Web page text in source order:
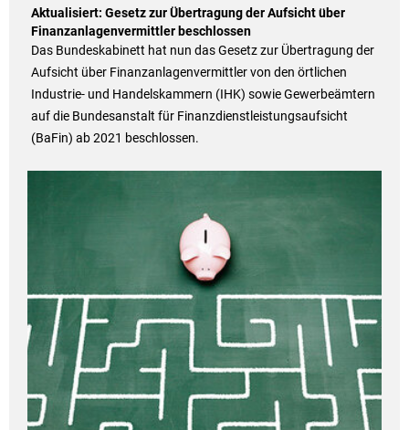
Aktualisiert: Gesetz zur Übertragung der Aufsicht über
Finanzanlagenvermittler beschlossen
Das Bundeskabinett hat nun das Gesetz zur Übertragung der
Aufsicht über Finanzanlagenvermittler von den örtlichen
Industrie- und Handelskammern (IHK) sowie Gewerbeämtern
auf die Bundesanstalt für Finanzdienstleistungsaufsicht
(BaFin) ab 2021 beschlossen.